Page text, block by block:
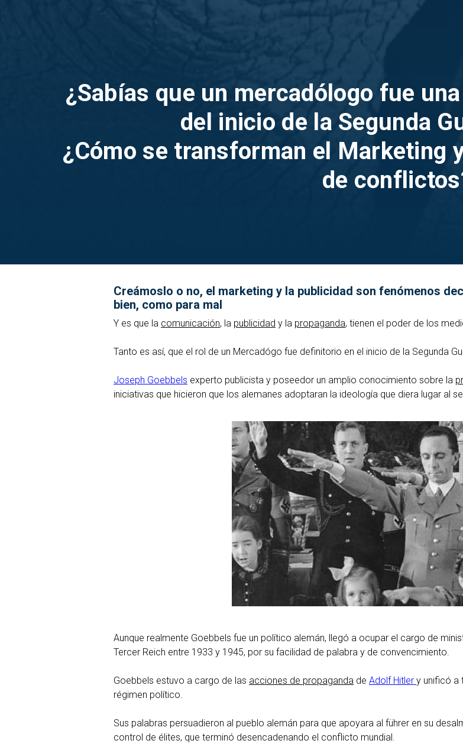
¿Sabías que un mercadólogo fue
del inicio de la Segunda
¿Cómo se transforman el Marketing
de
Creámoslo o no, el marketing y la publicidad son fenómenos
bien, como para mal
Y es que la comunicación, la publicidad y la propaganda, tienen el poder de los
Tanto es así, que el rol de un Mercadógo fue definitorio en el inicio de la Segunda
Joseph Goebbels experto publicista y poseedor un amplio conocimiento sobre la
iniciativas que hicieron que los alemanes adoptaran la ideología que diera lugar al
Aunque realmente Goebbels fue un político alemán, llegó a ocupar el cargo de
Tercer Reich entre 1933 y 1945, por su facilidad de palabra y de convencimiento.
Goebbels estuvo a cargo de las acciones de propaganda de Adolf Hitler y unificó a
régimen político.
Sus palabras persuadieron al pueblo alemán para que apoyara al führer en su
control de élites, que terminó desencadenando el conflicto mundial.